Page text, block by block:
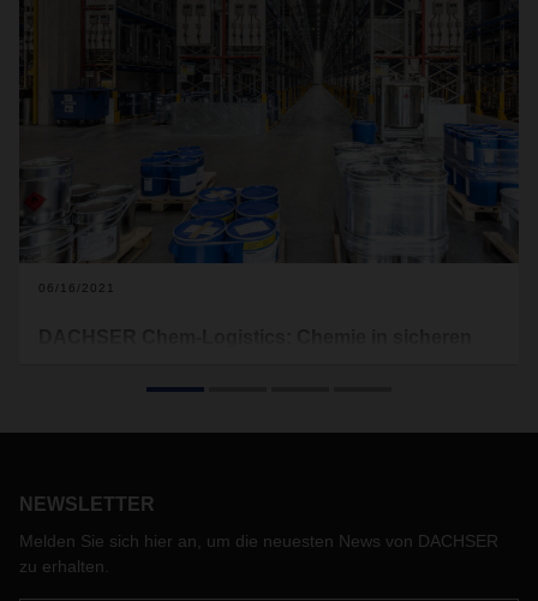
06/16/2021
wettbewerbsfähigsten Industrien überhaupt. Sie liefert die
hohe Produktionsstandards, eine umfassende Infrastruktur
NEWSLETTER
Melden Sie sich hier an, um die neuesten News von DACHSER
zu erhalten.